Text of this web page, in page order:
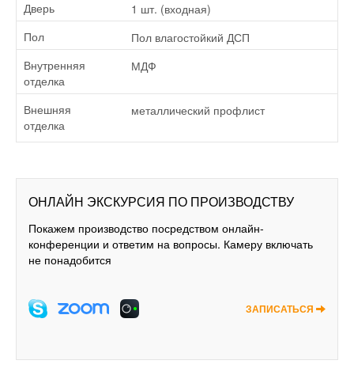
Дверь 1 шт. (входная)
Пол Пол влагостойкий ДСП
Внутренняя
отделка
МДФ
Внешняя
отделка
металлический профлист
ОНЛАЙН ЭКСКУРСИЯ ПО ПРОИЗВОДСТВУ
Покажем производство посредством онлайн-
конференции и ответим на вопросы. Камеру включать
не понадобится
ЗАПИСАТЬСЯ